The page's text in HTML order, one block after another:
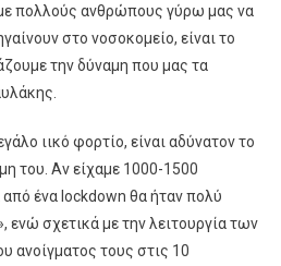
πολλούς ανθρώπους γύρω μας να
στο νοσοκομείο, είναι το
την δύναμη που μας τα
ιικό φορτίο, είναι αδύνατον το
του. Αν είχαμε 1000-1500
ένα lockdown θα ήταν πολύ
ενώ σχετικά με την λειτουργία των
ανοίγματος τους στις 10